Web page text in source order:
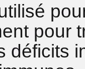
pour
déficits